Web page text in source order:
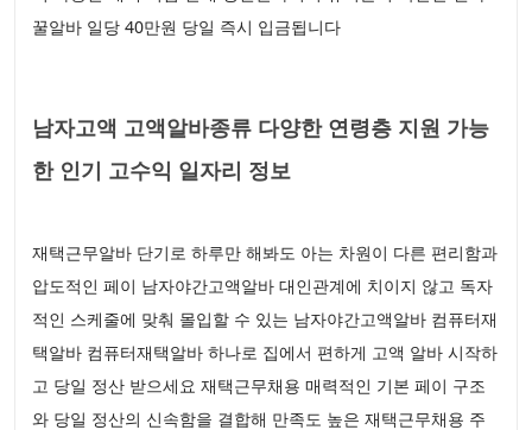
꿀알바 일당 40만원 당일 즉시 입금됩니다
남자고액 고액알바종류 다양한 연령층 지원 가능
한 인기 고수익 일자리 정보
재택근무알바 단기로 하루만 해봐도 아는 차원이 다른 편리함과
압도적인 페이 남자야간고액알바 대인관계에 치이지 않고 독자
적인 스케줄에 맞춰 몰입할 수 있는 남자야간고액알바 컴퓨터재
택알바 컴퓨터재택알바 하나로 집에서 편하게 고액 알바 시작하
고 당일 정산 받으세요 재택근무채용 매력적인 기본 페이 구조
와 당일 정산의 신속함을 결합해 만족도 높은 재택근무채용 주